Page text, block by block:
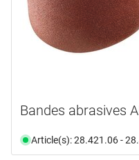
Bandes abrasives
Article(s): 28.421.06 -